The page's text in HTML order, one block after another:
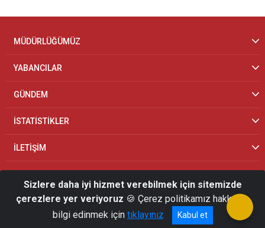
MÜDÜRLÜĞÜMÜZ
YABANCILAR
GÜNDEM
İSTATİSTİKLER
İLETİŞİM
Sizlere daha iyi hizmet verebilmek için sitemizde
çerezlere yer veriyoruz 🍪 Çerez politikamız hakkında
bilgi edinmek için tıklayınız Kabul et